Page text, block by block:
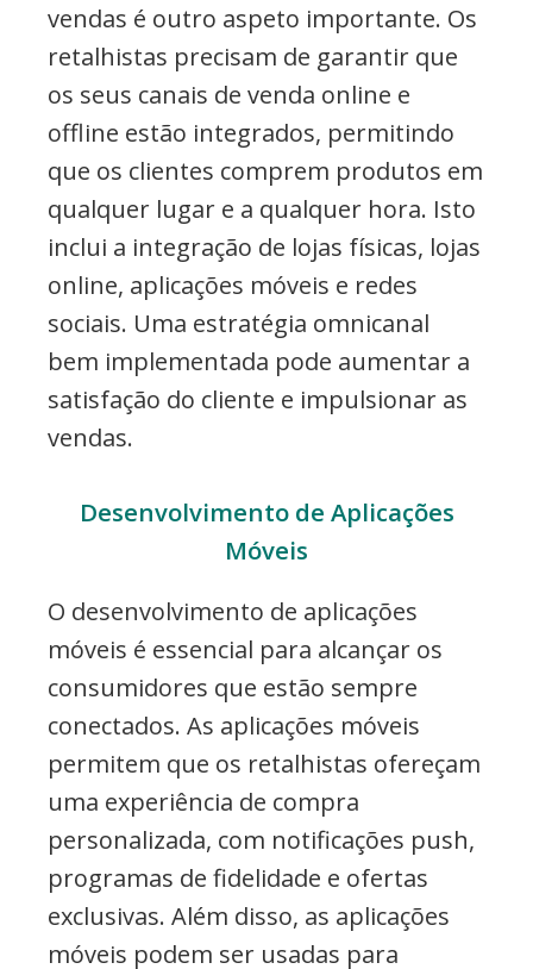
vendas é outro aspeto importante. Os
retalhistas precisam de garantir que
os seus canais de venda online e
offline estão integrados, permitindo
que os clientes comprem produtos em
qualquer lugar e a qualquer hora. Isto
inclui a integração de lojas físicas, lojas
online, aplicações móveis e redes
sociais. Uma estratégia omnicanal
bem implementada pode aumentar a
satisfação do cliente e impulsionar as
vendas.
Desenvolvimento de Aplicações
Móveis
O desenvolvimento de aplicações
móveis é essencial para alcançar os
consumidores que estão sempre
conectados. As aplicações móveis
permitem que os retalhistas ofereçam
uma experiência de compra
personalizada, com notificações push,
programas de fidelidade e ofertas
exclusivas. Além disso, as aplicações
móveis podem ser usadas para